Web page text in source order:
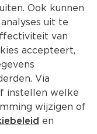
Paprika
Ook kunnen
uit te
van
accepteert,
Via
instellen welke
wijzigen of
en